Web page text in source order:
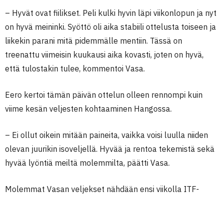
– Hyvät ovat fiilikset. Peli kulki hyvin läpi viikonlopun ja nyt
on hyvä meininki. Syöttö oli aika stabiili ottelusta toiseen ja
liikekin parani mitä pidemmälle mentiin. Tässä on
treenattu viimeisin kuukausi aika kovasti, joten on hyvä,
että tulostakin tulee, kommentoi Vasa.
Eero kertoi tämän päivän ottelun olleen rennompi kuin
viime kesän veljesten kohtaaminen Hangossa.
– Ei ollut oikein mitään paineita, vaikka voisi luulla niiden
olevan juurikin isoveljellä. Hyvää ja rentoa tekemistä sekä
hyvää lyöntiä meiltä molemmilta, päätti Vasa.
Molemmat Vasan veljekset nähdään ensi viikolla ITF-